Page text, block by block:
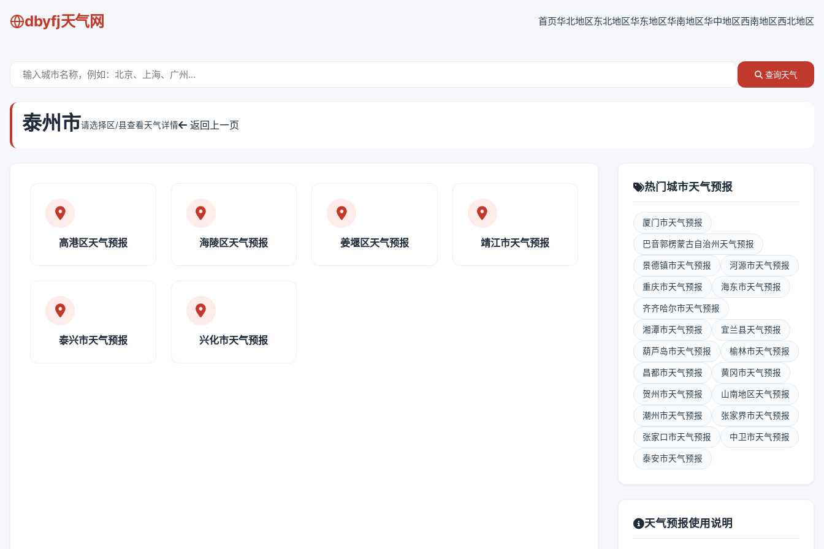
dbyfj天气网 首页华北地区东北地区华东地区华南地区华中地区西南地区西北地区
查询天气
泰州市请选择区/县查看天气详情 返回上一页
高港区天气预报 海陵区天气预报 姜堰区天气预报 靖江市天气预报
泰兴市天气预报 兴化市天气预报
热门城市天气预报
厦门市天气预报
巴音郭楞蒙古自治州天气预报
景德镇市天气预报 河源市天气预报
重庆市天气预报 海东市天气预报
齐齐哈尔市天气预报
湘潭市天气预报 宜兰县天气预报
葫芦岛市天气预报 榆林市天气预报
昌都市天气预报 黄冈市天气预报
贺州市天气预报 山南地区天气预报
潮州市天气预报 张家界市天气预报
张家口市天气预报 中卫市天气预报
泰安市天气预报
天气预报使用说明